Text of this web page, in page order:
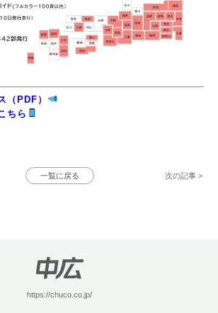
（PDF）
ちら
一覧に戻る 次の記事 >
https://chuco.co.jp/